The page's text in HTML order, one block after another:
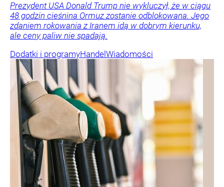
Prezydent USA Donald Trump nie wykluczył, że w ciągu
48 godzin cieśnina Ormuz zostanie odblokowana. Jego
zdaniem rokowania z Iranem idą w dobrym kierunku,
ale ceny paliw nie spadają.
Dodatki i programyHandel Wiadomości